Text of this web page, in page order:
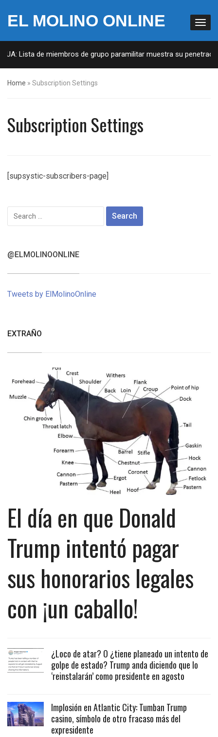
EL MOLINO ONLINE
Lista de miembros de grupo paramilitar muestra su
Home » Subscription Settings
Subscription Settings
[supsystic-subscribers-page]
Search
for:
@ELMOLINOONLINE
Tweets by ElMolinoOnline
EXTRAÑO
El día en que Donald
Trump intentó pagar
sus honorarios legales
con ¡un caballo!
¿Loco de atar? O ¿tiene planeado un intento de
golpe de estado? Trump anda diciendo que lo
‘reinstalarán’ como presidente en agosto
Implosión en Atlantic City: Tumban Trump
casino, símbolo de otro fracaso más del
expresidente